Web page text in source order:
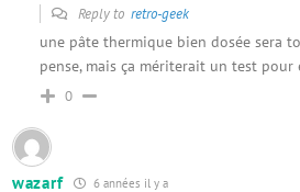
Reply to retro-geek
une pâte thermique bien dosée sera
pense, mais ça mériterait un test pour
0
wazarf 6 années il y a